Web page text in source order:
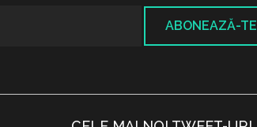
ABONEAZĂ-TE